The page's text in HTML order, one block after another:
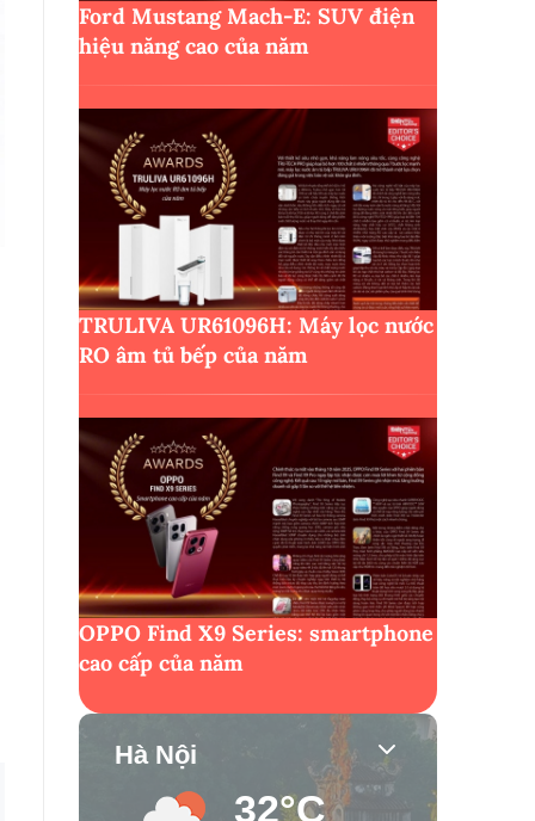
Ford Mustang Mach-E: SUV điện
hiệu năng cao của năm
TRULIVA UR61096H: Máy lọc nước
RO âm tủ bếp của năm
OPPO Find X9 Series: smartphone
cao cấp của năm
Hà Nội
32°C